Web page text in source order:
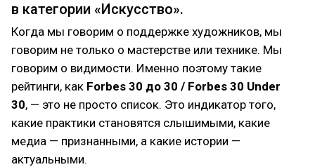
в категории «Искусство».
Когда мы говорим о поддержке художников, мы
говорим не только о мастерстве или технике. Мы
говорим о видимости. Именно поэтому такие
рейтинги, как Forbes 30 до 30 / Forbes 30 Under
30, — это не просто список. Это индикатор того,
какие практики становятся слышимыми, какие
медиа — признанными, а какие истории —
актуальными.